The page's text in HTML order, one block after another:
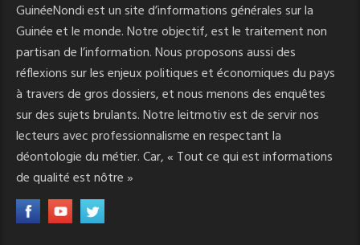
GuinéeNondi est un site d’informations générales sur la
Guinée et le monde. Notre objectif, est le traitement non
partisan de l’information. Nous proposons aussi des
réflexions sur les enjeux politiques et économiques du pays
à travers de gros dossiers, et nous menons des enquêtes
sur des sujets brulants. Notre leitmotiv est de servir nos
lecteurs avec professionnalisme en respectant la
déontologie du métier. Car, « Tout ce qui est informations
de qualité est nôtre »